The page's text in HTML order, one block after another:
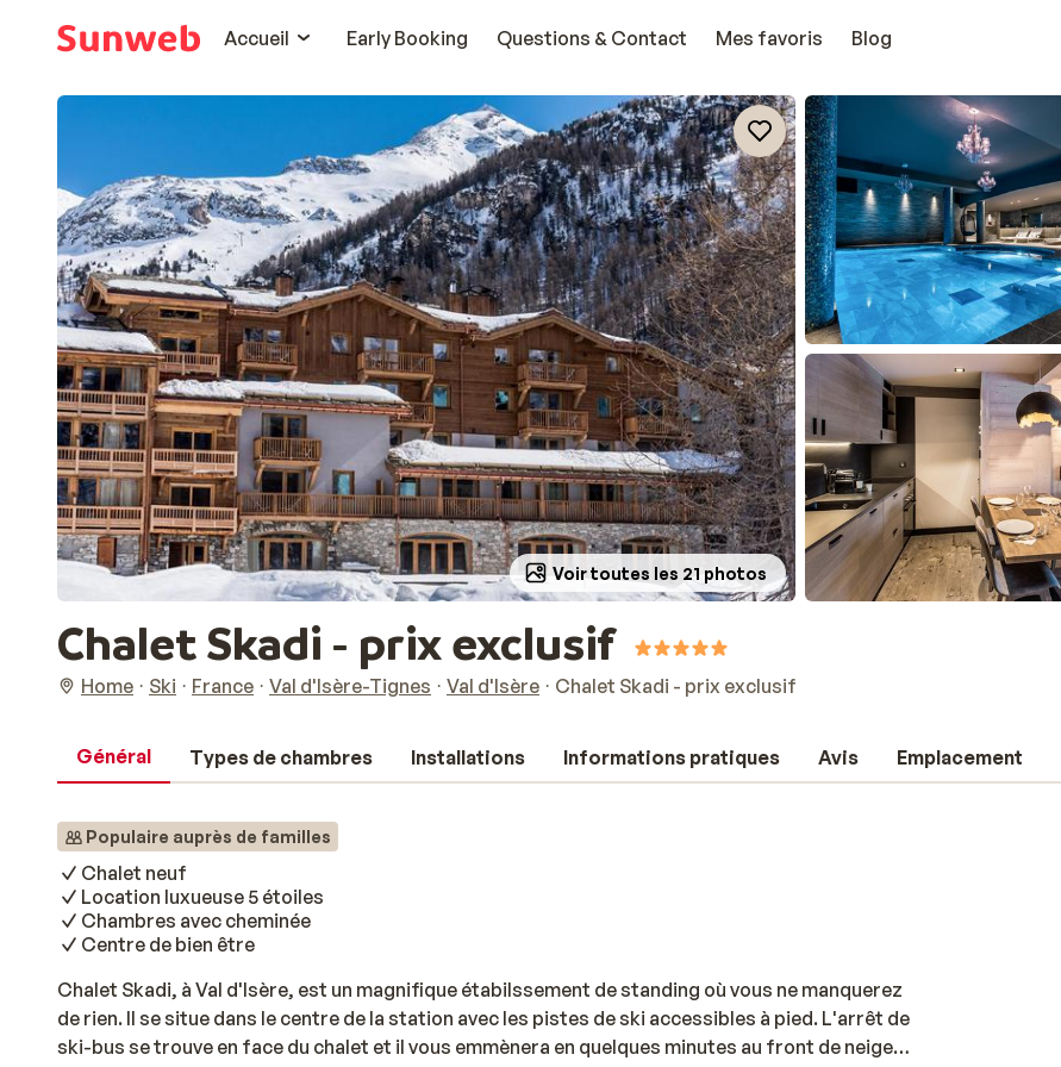
Accueil
Early Booking Questions & Contact Mes favoris Blog
Voir toutes les 21 photos
Chalet Skadi - prix exclusif
Home Ski France Val d'Isère-Tignes Val d'Isère Chalet Skadi - prix exclusif
Général Types de chambres Installations Informations pratiques Avis Emplacement
Populaire auprès de familles
Chalet neuf
Location luxueuse 5 étoiles
Chambres avec cheminée
Centre de bien être
Chalet Skadi, à Val d'Isère, est un magnifique étabilssement de standing où vous ne manquerez
de rien. Il se situe dans le centre de la station avec les pistes de ski accessibles à pied. L'arrêt de
ski-bus se trouve en face du chalet et il vous emmènera en quelques minutes au front de neige.